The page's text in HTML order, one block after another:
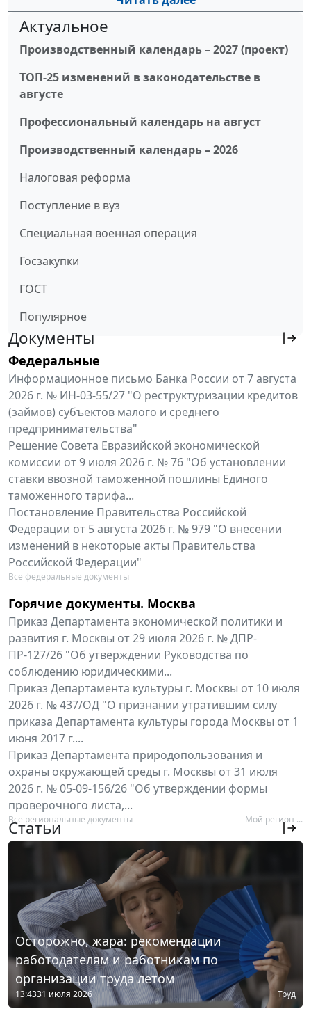
Актуальное
Производственный календарь – 2027 (проект)
ТОП-25 изменений в законодательстве в
августе
Профессиональный календарь на август
Производственный календарь – 2026
Налоговая реформа
Поступление в вуз
Специальная военная операция
Госзакупки
ГОСТ
Популярное
Документы
Федеральные
Информационное письмо Банка России от 7 августа
2026 г. № ИН-03-55/27 "О реструктуризации кредитов
(займов) субъектов малого и среднего
предпринимательства"
Решение Совета Евразийской экономической
комиссии от 9 июля 2026 г. № 76 "Об установлении
ставки ввозной таможенной пошлины Единого
таможенного тарифа...
Постановление Правительства Российской
Федерации от 5 августа 2026 г. № 979 "О внесении
изменений в некоторые акты Правительства
Российской Федерации"
Все федеральные документы
Горячие документы. Москва
Приказ Департамента экономической политики и
развития г. Москвы от 29 июля 2026 г. № ДПР-
ПР-127/26 "Об утверждении Руководства по
соблюдению юридическими...
Приказ Департамента культуры г. Москвы от 10 июля
2026 г. № 437/ОД "О признании утратившим силу
приказа Департамента культуры города Москвы от 1
июня 2017 г....
Приказ Департамента природопользования и
охраны окружающей среды г. Москвы от 31 июля
2026 г. № 05-09-156/26 "Об утверждении формы
проверочного листа,...
Все региональные документы Мой регион ...
Статьи
Осторожно, жара: рекомендации
работодателям и работникам по
организации труда летом
13:4331 июля 2026 Труд